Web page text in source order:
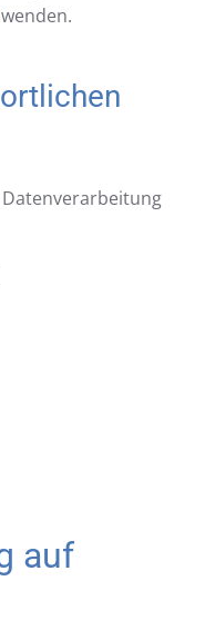
wenden.
auf